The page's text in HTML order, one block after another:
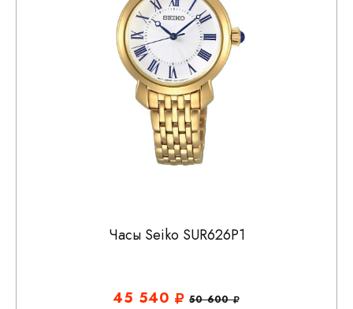
Часы Seiko SUR626P1
45 540 50 600